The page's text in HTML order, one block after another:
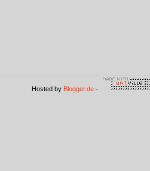
Hosted by Blogger.de -